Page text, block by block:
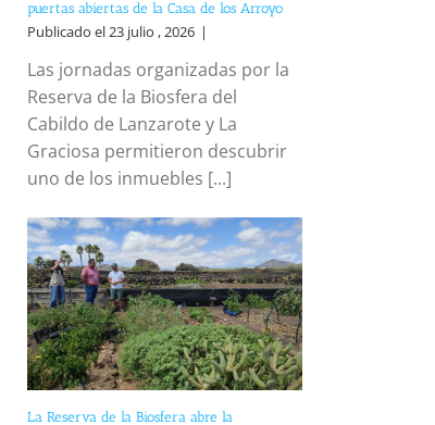
puertas abiertas de la Casa de los Arroyo
Publicado el 23 julio , 2026 |
Las jornadas organizadas por la
Reserva de la Biosfera del
Cabildo de Lanzarote y La
Graciosa permitieron descubrir
uno de los inmuebles [...]
La Reserva de la Biosfera abre la